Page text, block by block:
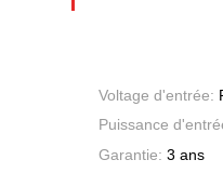
Voltage d'entrée:
Puissance
Garantie: 3 ans